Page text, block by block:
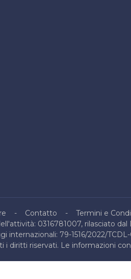
Contatto Termini e
0316781007, rilasciato
internazionali: 79-1516/2022/
i diritti riservati. Le informazioni